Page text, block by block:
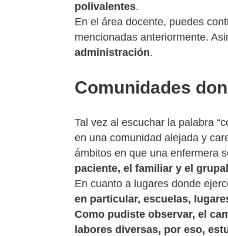
polivalentes.
En el área docente, puedes
mencionadas anteriormente.
administración.
Comunidades
Tal vez al escuchar la palabra
en una comunidad alejada y
ámbitos en que una enfermera
paciente, el familiar y el
En cuanto a lugares donde
en particular, escuelas,
Como pudiste observar, el
labores diversas, por eso,